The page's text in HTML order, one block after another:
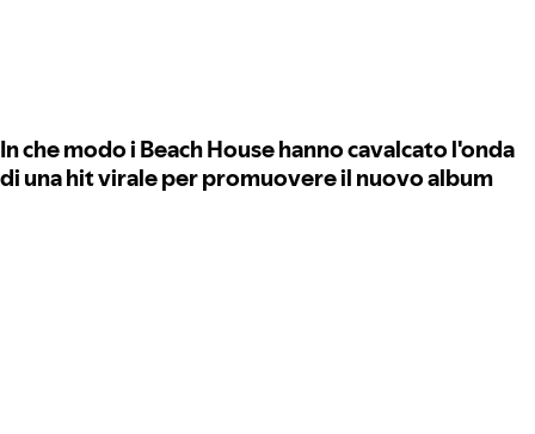
In che modo i Beach House hanno cavalcato l'onda
di una hit virale per promuovere il nuovo album